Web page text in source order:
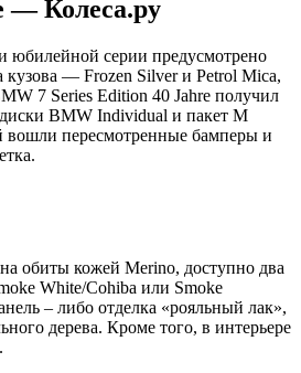
— Колеса.ру
юбилейной серии предусмотрено
кузова — Frozen Silver и Petrol Mica,
7 Series Edition 40 Jahre получил
BMW Individual и пакет M
вошли пересмотренные бамперы и
обиты кожей Merino, доступно два
White/Cohiba или Smoke
– либо отделка «рояльный лак»,
дерева. Кроме того, в интерьере